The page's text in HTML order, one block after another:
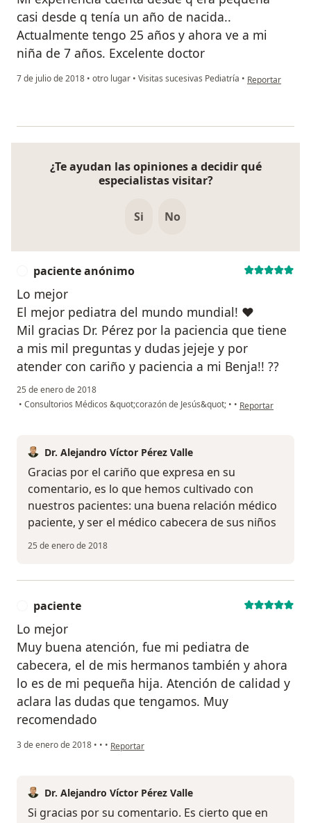
casi desde q tenía un año de nacida..
Actualmente tengo 25 años y ahora ve a mi
niña de 7 años. Excelente doctor
7 de julio de 2018 • otro lugar • Visitas sucesivas Pediatría • en opinión del
Reportar
¿Te ayudan las opiniones a decidir qué
especialistas visitar?
Si No
paciente anónimo
Lo mejor
El mejor pediatra del mundo mundial! ❤️
Mil gracias Dr. Pérez por la paciencia que tiene
a mis mil preguntas y dudas jejeje y por
atender con cariño y paciencia a mi Benja!! ??
25 de enero de 2018
• Consultorios Médicos &quot;corazón de Jesús&quot; • • en opinión del
Reportar
Dr. Alejandro Víctor Pérez Valle
Gracias por el cariño que expresa en su
comentario, es lo que hemos cultivado con
nuestros pacientes: una buena relación médico
paciente, y ser el médico cabecera de sus niños
25 de enero de 2018
paciente
Lo mejor
Muy buena atención, fue mi pediatra de
cabecera, el de mis hermanos también y ahora
lo es de mi pequeña hija. Atención de calidad y
aclara las dudas que tengamos. Muy
recomendado
3 de enero de 2018 • • • en opinión del usuario paciente
Reportar
Dr. Alejandro Víctor Pérez Valle
Si gracias por su comentario. Es cierto que en